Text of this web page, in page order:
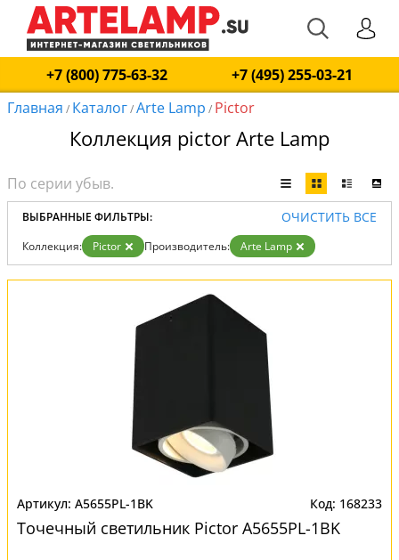
+7 (800) 775-63-32
+7 (495) 255-03-21
Главная / Каталог/Arte Lamp / Pictor
Коллекция pictor Arte Lamp
ВЫБРАННЫЕ ФИЛЬТРЫ: ОЧИСТИТЬ ВСЕ
Коллекция: Pictor Производитель: Arte Lamp
A5655PL-1BK 168233
Точечный светильник Pictor A5655PL-1BK